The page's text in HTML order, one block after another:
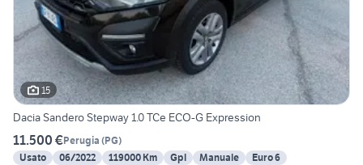
15
Dacia Sandero Stepway 1.0 TCe ECO-G Expression
11.500 €Perugia (PG)
Usato
06/2022 119000 Km Gpl Manuale
Euro 6